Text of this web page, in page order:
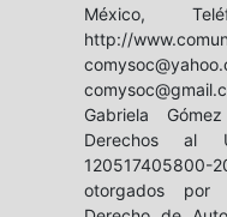
México,
http://
Gabriela
Derechos al
otorgados por